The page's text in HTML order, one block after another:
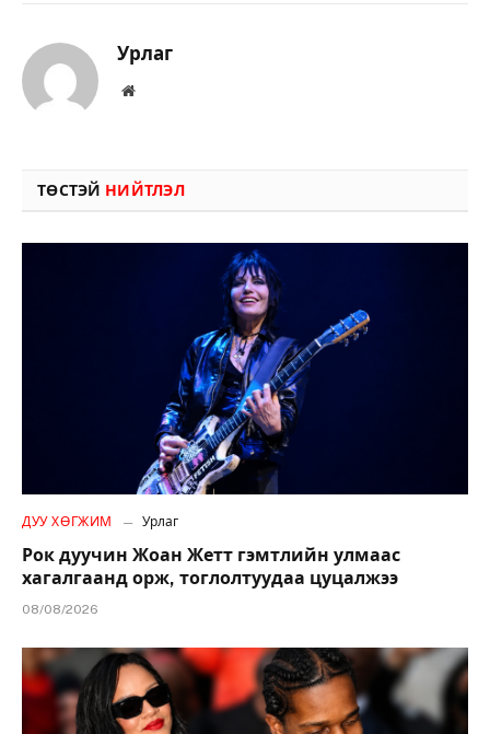
Урлаг
Вэбсайт
ТӨСТЭЙ НИЙТЛЭЛ
ДУУ ХӨГЖИМ Урлаг
Рок дуучин Жоан Жетт гэмтлийн улмаас
хагалгаанд орж, тоглолтуудаа цуцалжээ
08/08/2026